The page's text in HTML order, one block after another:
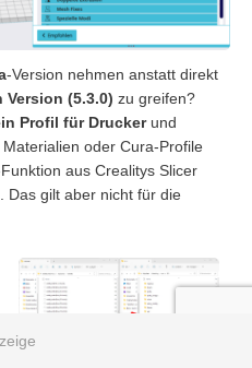
-Version nehmen anstatt direkt
(5.3.0) zu greifen?
Profil für Druckerund
oder Cura-Profile
aus Crealitys Slicer
Das gilt aber nicht für die